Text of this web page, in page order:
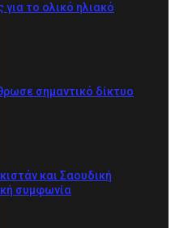
το ολικό ηλιακό
σημαντικό δίκτυο
και Σαουδική
συμφωνία